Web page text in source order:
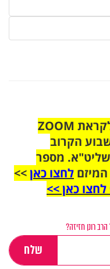
הצטרפו לקבוצת הוואטסאפ לקראת ZOOM
הקרוב
מספר
לחצו כאן>>
כאן >>
רונן חזיזה?